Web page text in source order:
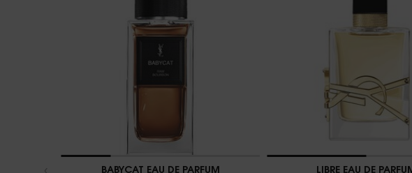
BABYCAT EAU DE PARFUM LIBRE EAU DE